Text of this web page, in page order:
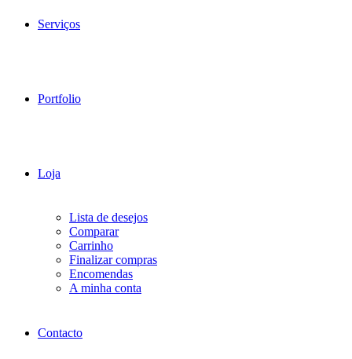
Serviços
Portfolio
Loja
Lista de desejos
Comparar
Carrinho
Finalizar compras
Encomendas
A minha conta
Contacto